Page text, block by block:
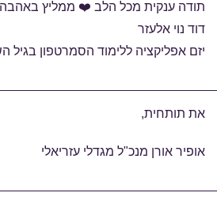
תודה ענקית מכל הלב ❤️ ממליץ באהבה
דוד נוי אלעזר
יזם אפליקציה ללימוד הסמרטפון בגיל
את תותחית,
אופיר אורן מנכ"ל מגדלי עזריאלי